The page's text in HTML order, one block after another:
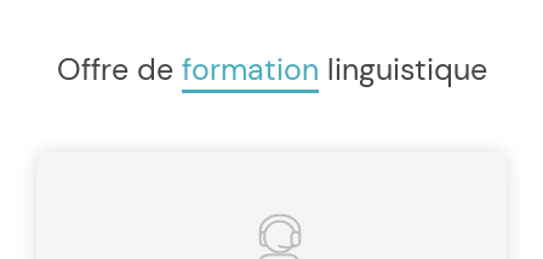
Offre de formation linguistique